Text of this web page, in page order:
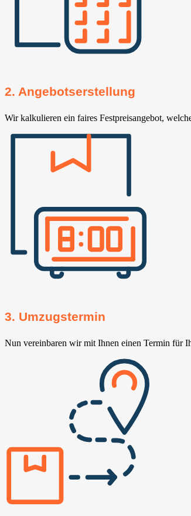
2. Angebotserstellung
Wir kalkulieren ein faires Festpreisangebot,
3. Umzugstermin
Nun vereinbaren wir mit Ihnen einen Termin für